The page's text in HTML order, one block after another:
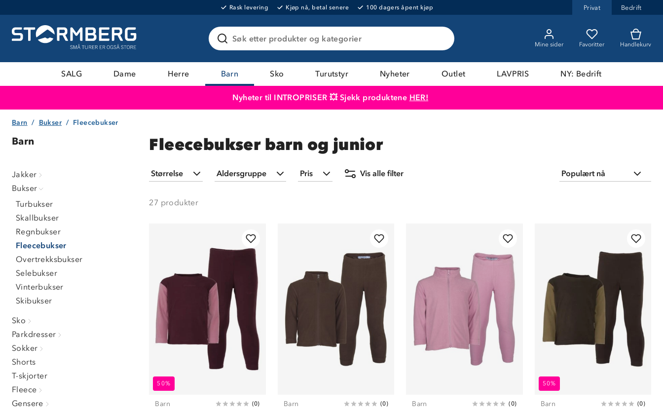
Rask levering Kjøp nå, betal senere 100 dagers åpent kjøp Privat Bedrift
Søk etter produkter og kategorier
Mine sider Favoritter Handlekurv
SALG Dame Herre Barn Sko Turutstyr Nyheter Outlet LAVPRIS NY: Bedrift
Nyheter til INTROPRISER 💥 Sjekk produktene HER!
Barn Bukser Fleecebukser
Barn
Jakker
Bukser
Turbukser
Skallbukser
Regnbukser
Fleecebukser
Overtrekksbukser
Selebukser
Vinterbukser
Skibukser
Sko
Parkdresser
Sokker
Shorts
T-skjorter
Fleece
Gensere
Fleecebukser barn og junior
Størrelse
80 (8)
116
Aldersgruppe Pris Vis alle filter
27 produkter
50%
Barn (0) Barn (0) Barn (0)
50%
Barn (0)